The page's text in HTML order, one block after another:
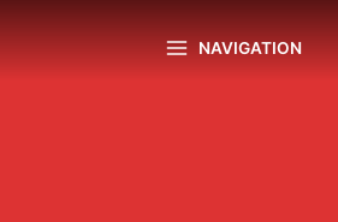
NAVIGATION